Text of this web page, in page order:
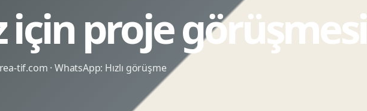
için proje görüşmesi
tif.com · WhatsApp: Hızlı görüşme